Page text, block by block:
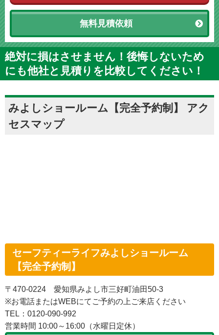
無料見積依頼
絶対に損はさせません！後悔しないため
にも他社と見積りを比較してください！
みよしショールーム【完全予約制】 アク
セスマップ
セーフティーライフみよしショールーム
【完全予約制】
〒470-0224 愛知県みよし市三好町油田50-3
※お電話またはWEBにてご予約の上ご来店ください
TEL：0120-090-992
営業時間 10:00～16:00（水曜日定休）